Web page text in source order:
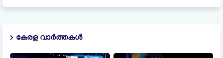
കേരള വാർത്തകൾ